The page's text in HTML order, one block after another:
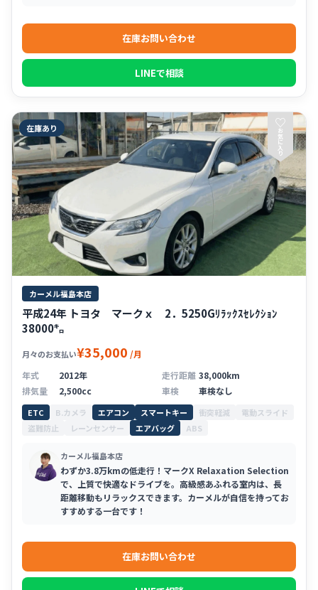
在庫お問い合わせ
LINEで相談
在庫あり ♡
お
気
に
入
り
カーメル福島本店
平成24年 トヨタ マークｘ 2．5250Gﾘﾗｯｸｽｾﾚｸｼｮﾝ
38000㌔
月々のお支払い¥35,000 /月
年式
2012年 走行距離 38,000km
排気量
2,500cc 車検 車検なし
ETC B.カメラ エアコン スマートキー 衝突軽減
電動スライド
盗難防止
レーンセンサー エアバッグ ABS
カーメル福島本店
わずか3.8万kmの低走行！マークX Relaxation Selection
で、上質で快適なドライブを。高級感あふれる室内は、長
距離移動もリラックスできます。カーメルが自信を持ってお
すすめする一台です！
在庫お問い合わせ